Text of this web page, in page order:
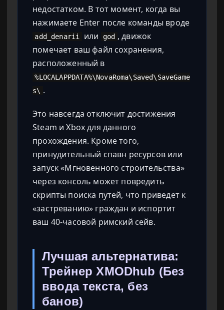
недостатком. В тот момент, когда вы
нажимаете Enter после команды вроде
add_denarii или god , движок
помечает ваш файл сохранения,
расположенный в
%LOCALAPPDATA%\NovaRoma\Saved\SaveGame
s\ .
Это навсегда отключит достижения
Steam и Xbox для данного
прохождения. Кроме того,
принудительный спавн ресурсов или
запуск «Мгновенного строительства»
через консоль может повредить
скрипты поиска путей, что приведет к
«застреванию» граждан и испортит
ваш 40-часовой римский сейв.
Лучшая альтернатива:
Трейнер XMODhub (Без
ввода текста, без
банов)